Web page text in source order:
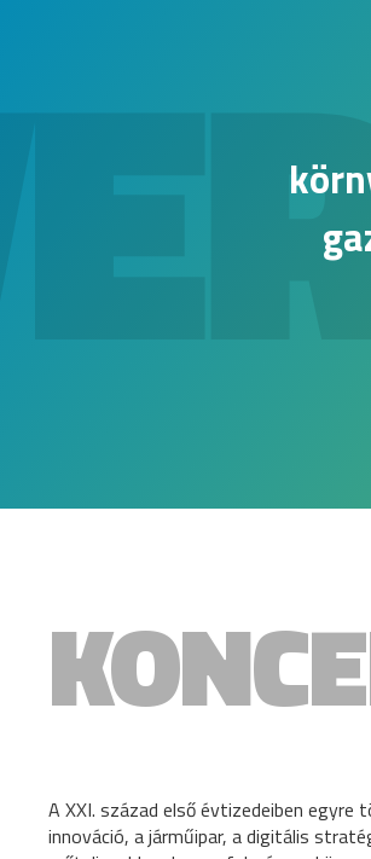
A XXI. század első évtizedeiben egyre
innováció, a járműipar, a digitális